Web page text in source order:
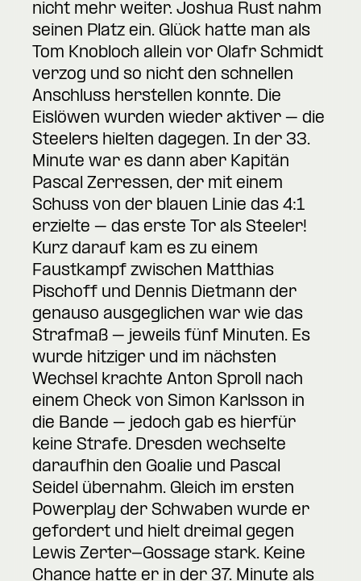
nicht mehr weiter. Joshua Rust nahm
seinen Platz ein. Glück hatte man als
Tom Knobloch allein vor Olafr Schmidt
verzog und so nicht den schnellen
Anschluss herstellen konnte. Die
Eislöwen wurden wieder aktiver – die
Steelers hielten dagegen. In der 33.
Minute war es dann aber Kapitän
Pascal Zerressen, der mit einem
Schuss von der blauen Linie das 4:1
erzielte – das erste Tor als Steeler!
Kurz darauf kam es zu einem
Faustkampf zwischen Matthias
Pischoff und Dennis Dietmann der
genauso ausgeglichen war wie das
Strafmaß – jeweils fünf Minuten. Es
wurde hitziger und im nächsten
Wechsel krachte Anton Sproll nach
einem Check von Simon Karlsson in
die Bande – jedoch gab es hierfür
keine Strafe. Dresden wechselte
daraufhin den Goalie und Pascal
Seidel übernahm. Gleich im ersten
Powerplay der Schwaben wurde er
gefordert und hielt dreimal gegen
Lewis Zerter-Gossage stark. Keine
Chance hatte er in der 37. Minute als